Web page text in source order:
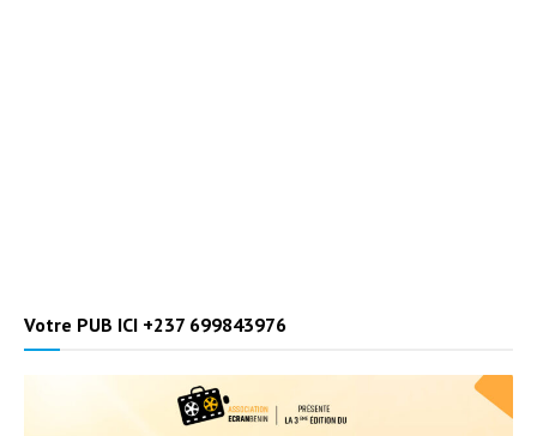
Votre PUB ICI +237 699843976